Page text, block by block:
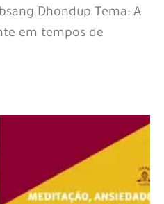
Dhondup Tema: A
em tempos de